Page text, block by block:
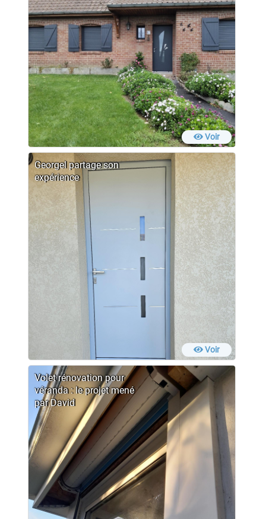
Voir
Georgel partage son
expérience
Voir
Volet rénovation pour
véranda : le projet mené
par David